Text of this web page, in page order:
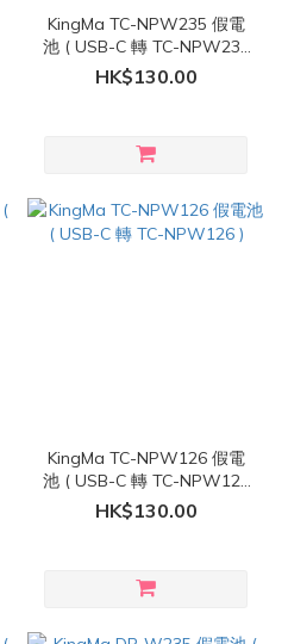
KingMa TC-NPW235 假電
池 ( USB-C 轉 TC-NPW235
)
HK$130.00
KingMa TC-NPW126 假電
池 ( USB-C 轉 TC-NPW126
)
HK$130.00